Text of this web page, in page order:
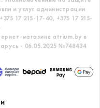
и услуг администрации
+375 17 215-17-40, +375 17 215-
магазине atrium.by в
- 06.05.2025 №748434